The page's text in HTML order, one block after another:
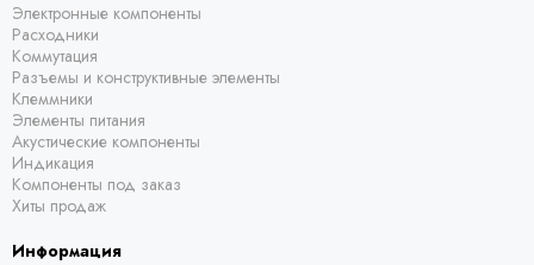
Электронные компоненты
Расходники
Коммутация
Разъемы и конструктивные элементы
Клеммники
Элементы питания
Акустические компоненты
Индикация
Компоненты под заказ
Хиты продаж
Информация